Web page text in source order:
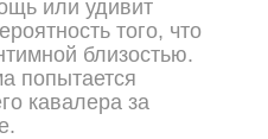
или удивит
того, что
близостью.
попытается
кавалера за